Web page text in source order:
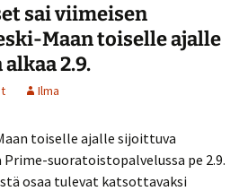
sai viimeisen
Maan toiselle ajalle
2.9.
Ilma
toiselle ajalle sijoittuva
suoratoistopalvelussa pe 2.9.
osaa tulevat katsottavaksi